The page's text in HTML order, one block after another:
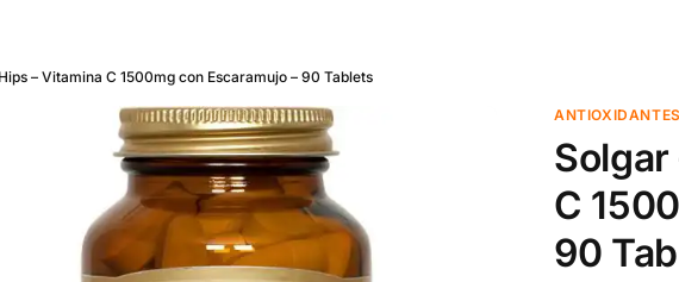
– Vitamina C 1500mg con Escaramujo – 90 Tablets
ANTIOXIDANTES
Solgar
C
90